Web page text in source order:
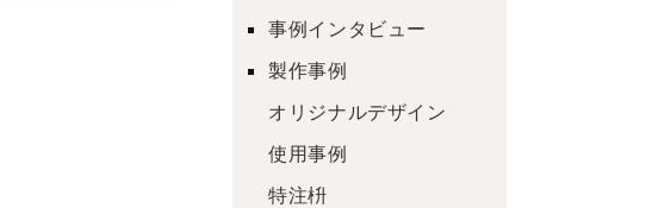
事例インタビュー
製作事例
オリジナルデザイン
使用事例
特注枡